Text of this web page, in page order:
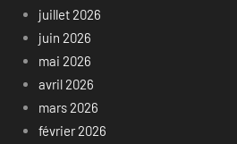
juillet 2026
juin 2026
mai 2026
avril 2026
mars 2026
février 2026